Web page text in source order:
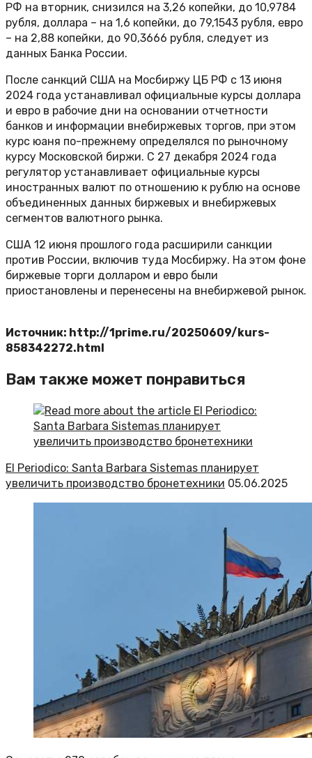
РФ на вторник, снизился на 3,26 копейки, до 10,9784
рубля, доллара – на 1,6 копейки, до 79,1543 рубля, евро
– на 2,88 копейки, до 90,3666 рубля, следует из
данных Банка России.
После санкций США на Мосбиржу ЦБ РФ с 13 июня
2024 года устанавливал официальные курсы доллара
и евро в рабочие дни на основании отчетности
банков и информации внебиржевых торгов, при этом
курс юаня по-прежнему определялся по рыночному
курсу Московской биржи. С 27 декабря 2024 года
регулятор устанавливает официальные курсы
иностранных валют по отношению к рублю на основе
объединенных данных биржевых и внебиржевых
сегментов валютного рынка.
США 12 июня прошлого года расширили санкции
против России, включив туда Мосбиржу. На этом фоне
биржевые торги долларом и евро были
приостановлены и перенесены на внебиржевой рынок.
Источник: http://1prime.ru/20250609/kurs-
858342272.html
Вам также может понравиться
El Periodico: Santa Barbara Sistemas планирует
увеличить производство бронетехники 05.06.2025